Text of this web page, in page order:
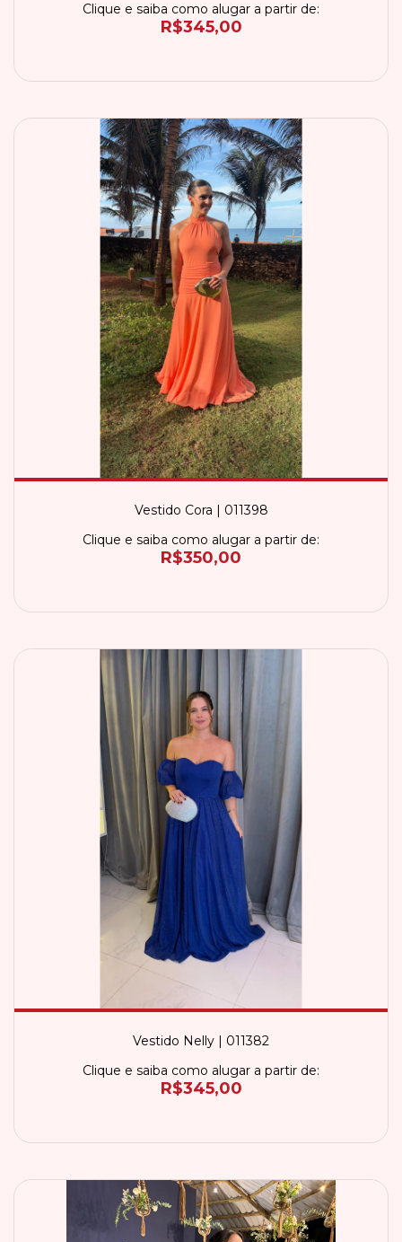
Clique e saiba como alugar a partir de:
R$345,00
Vestido Cora | 011398
Clique e saiba como alugar a partir de:
R$350,00
Vestido Nelly | 011382
Clique e saiba como alugar a partir de:
R$345,00